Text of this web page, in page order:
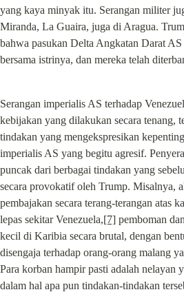
yang kaya minyak itu. Serangan militer
Miranda, La Guaira, juga di Aragua.
bahwa pasukan Delta Angkatan Darat
bersama istrinya, dan mereka telah
Serangan imperialis AS terhadap
kebijakan yang dilakukan secara tenang,
tindakan yang mengekspresikan
imperialis AS yang begitu agresif.
puncak dari berbagai tindakan yang
secara provokatif oleh Trump. Misalnya,
pembajakan secara terang-terangan atas
lepas sekitar Venezuela,[7] pemboman
kecil di Karibia secara brutal, dengan
disengaja terhadap orang-orang malang
Para korban hampir pasti adalah nelayan
dalam hal apa pun tindakan-tindakan